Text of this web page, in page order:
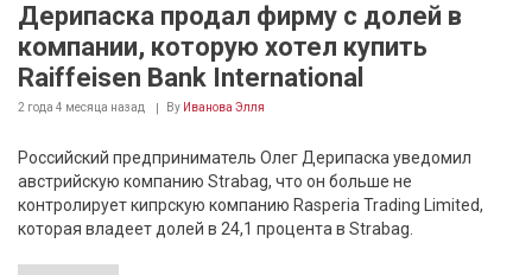
Дерипаска продал фирму с долей в
компании, которую хотел купить
Raiffeisen Bank International
2 года 4 месяца назад By Иванова Элля
Российский предприниматель Олег Дерипаска уведомил
авcтрийскую компанию Strabag, что он больше не
контролирует кипрскую компанию Rasperia Trading Limited,
которая владеет долей в 24,1 процента в Strabag.